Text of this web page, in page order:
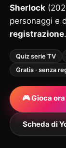
Sherlock
personaggi e
registrazione.
Quiz serie TV
Gratis · senza
🎮 Gioca
Scheda di